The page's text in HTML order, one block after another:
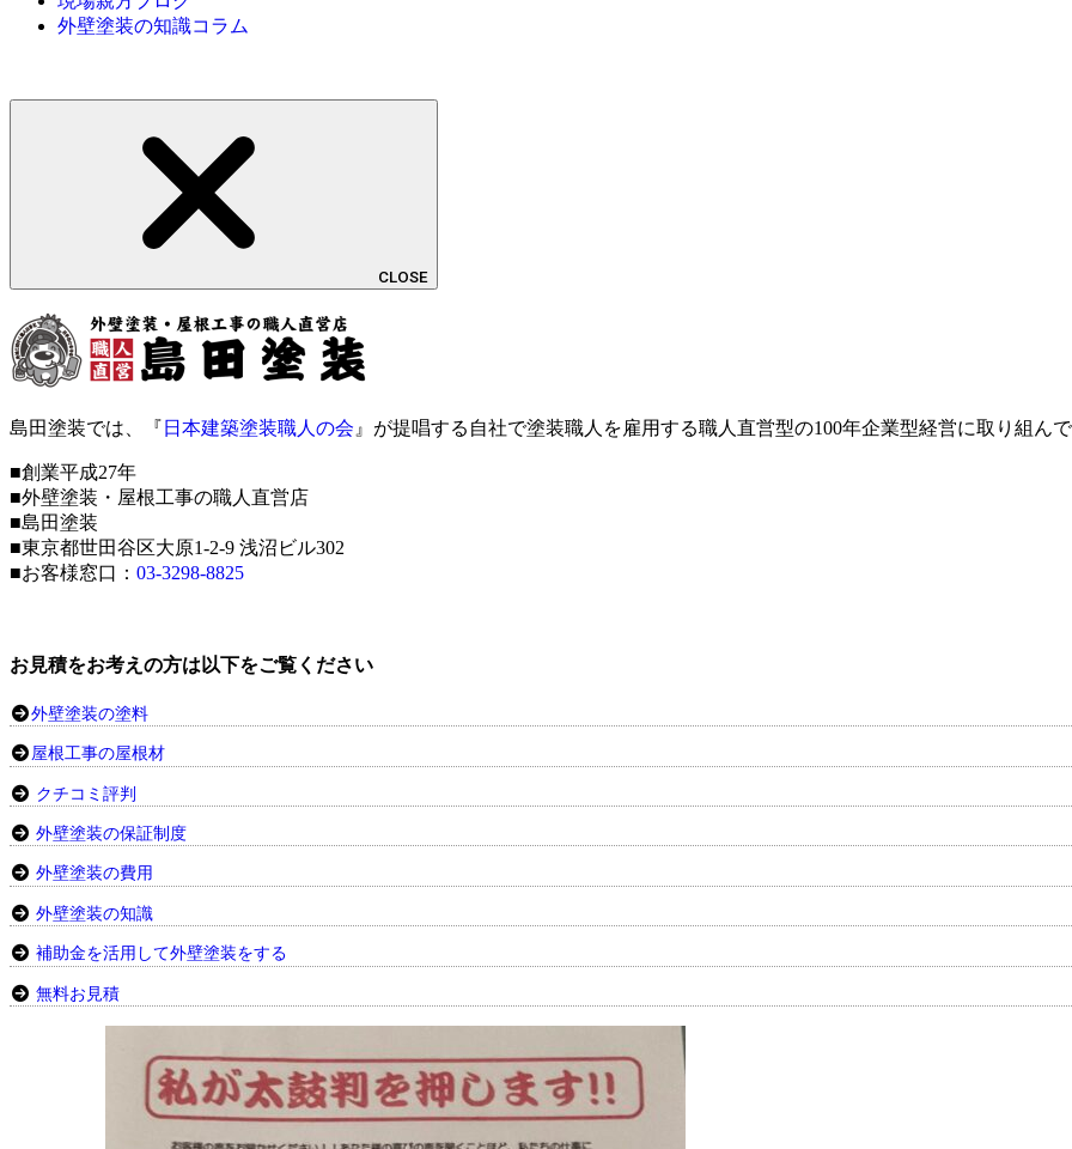
外壁塗装の知識コラム
CLOSE
島田塗装では、『 日本建築塗装職人の会 』が提唱する自社で塗装職人を雇用する職人直営型の100年企業型経営に取り組んで
■創業平成27年
■外壁塗装・屋根工事の職人直営店
■島田塗装
■東京都世田谷区大原1-2-9 浅沼ビル302
■お客様窓口： 03-3298-8825
お見積をお考えの方は以下をご覧ください
外壁塗装の塗料
屋根工事の屋根材
クチコミ評判
外壁塗装の保証制度
外壁塗装の費用
外壁塗装の知識
補助金を活用して外壁塗装をする
無料お見積